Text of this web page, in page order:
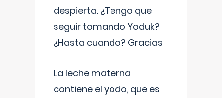
despierta. ¿Tengo que
seguir tomando Yoduk?
¿Hasta cuando? Gracias
La leche materna
contiene el yodo, que es